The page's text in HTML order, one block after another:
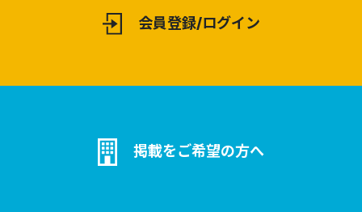
会員登録/ログイン
掲載をご希望の方へ